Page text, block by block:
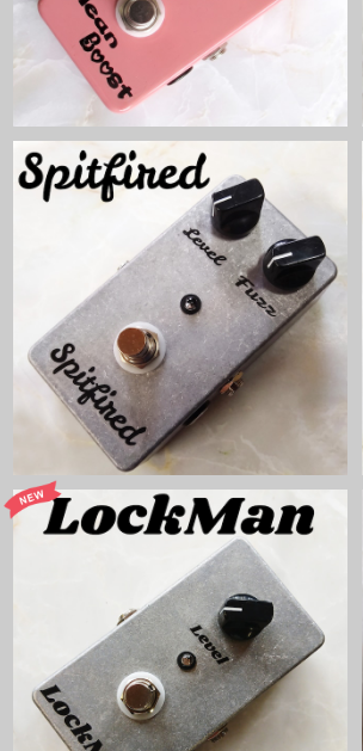
Spitfiredディストーションキット【BA
SIC KIT】
¥6,000
LockManディストーションキット【BA
SIC KIT】
¥5,500